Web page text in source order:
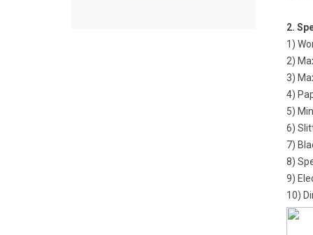
2.
1)
2)
3)
4)
5)
6)
7)
8)
9)
10)